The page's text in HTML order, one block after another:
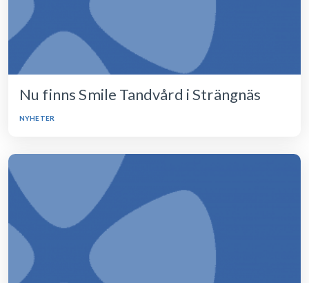
Nu finns Smile Tandvård i Strängnäs
NYHETER